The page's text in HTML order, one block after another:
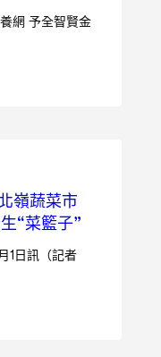
網 予全智賢金
嶺蔬菜市
“菜籃子”
1日訊（記者